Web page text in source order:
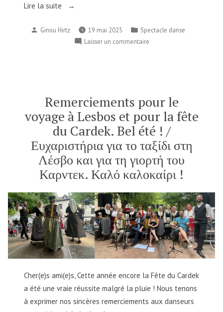
Lire la suite
« 14-
25
Krutenau
/
γιορτή
του
Krutenau »
Publié
Ginou Hirtz 19 mai 2025
Publié
dans
Spectacle danse
Laisser un commentairesur
de
la
Krutenau
γιορτή
του
Krutenau
Remerciements pour le
voyage à Lesbos et pour la fête
du Cardek. Bel été ! /
Ευχαριστήρια για το ταξίδι στη
Λέσβο και για τη γιορτή του
Καρντεκ. Καλό καλοκαίρι !
Cher(e)s ami(e)s, Cette année encore la Fête du Cardek
a été une vraie réussite malgré la pluie ! Nous tenons
à exprimer nos sincères remerciements aux danseurs